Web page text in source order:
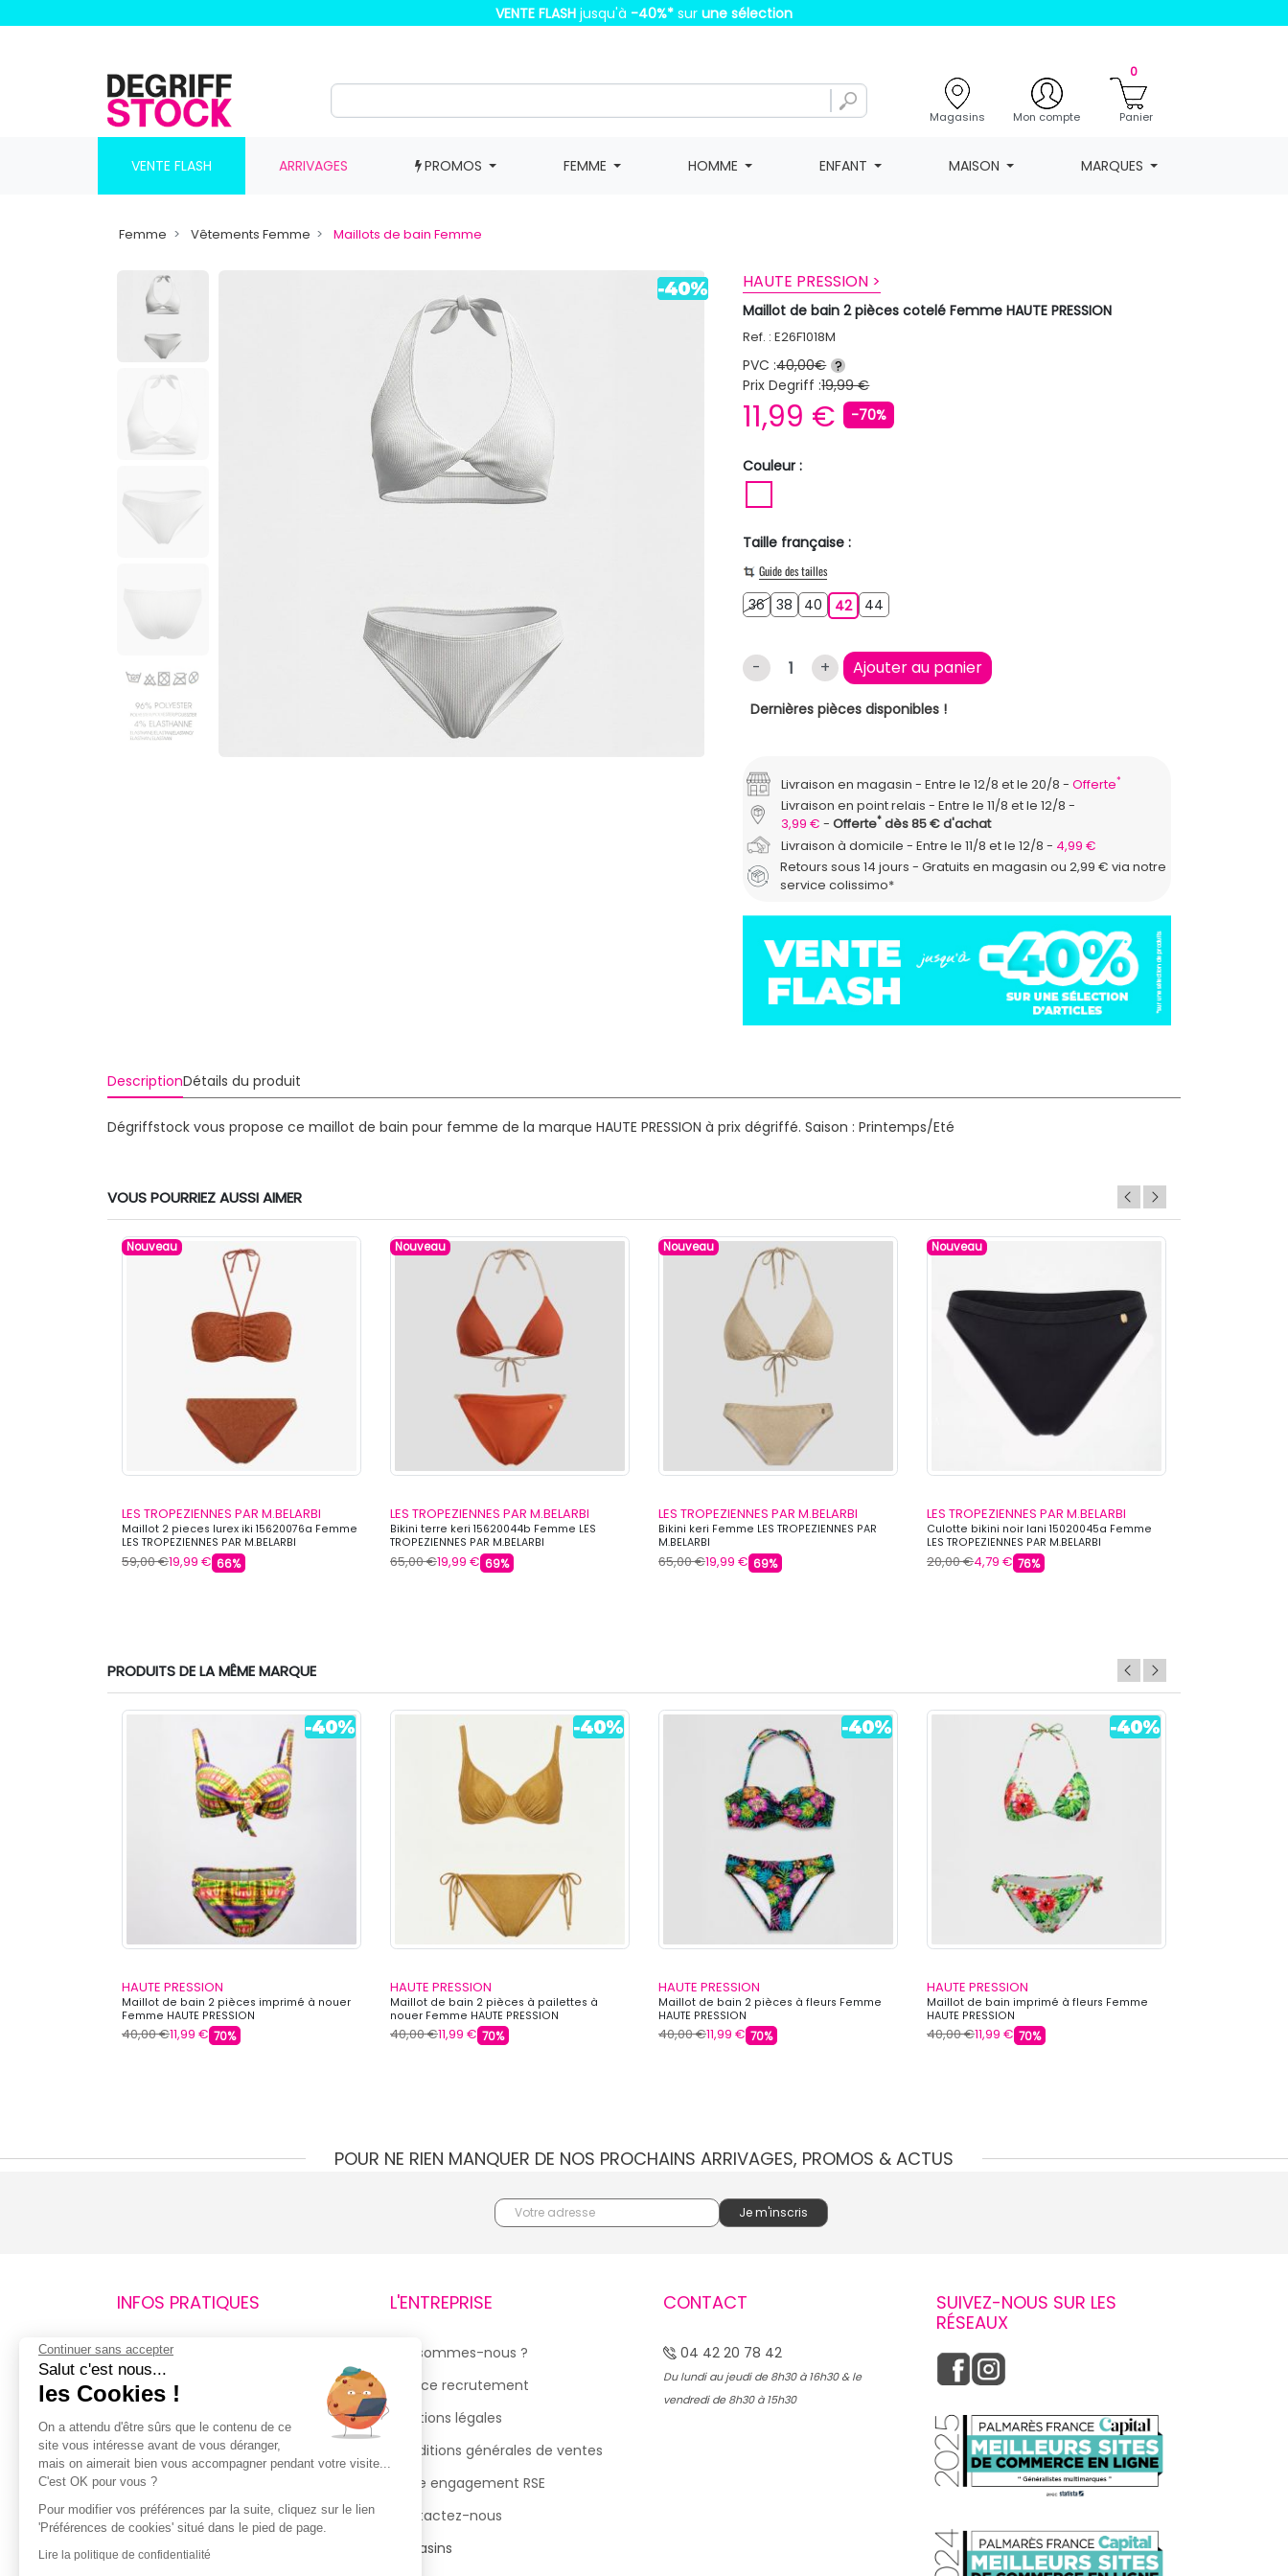
VENTE FLASH jusqu'à -40%* sur une sélection
Magasins Mon compte
0
Panier
VENTE FLASH ARRIVAGES PROMOS FEMME HOMME ENFANT MAISON MARQUES
Femme Vêtements Femme Maillots de bain Femme
HAUTE PRESSION >
Maillot de bain 2 pièces cotelé Femme HAUTE PRESSION
Ref. : E26F1018M
PVC :40,00€ ?
Prix Degriff :19,99 €
11,99 € -70%
Couleur :
Taille française :
Guide des tailles
363638 3840 40424244
- + Ajouter au panier
Dernières pièces disponibles !
Livraison en magasin Entre le 12/8 et le 20/8 Offerte*
Livraison en point relais
Entre le 11/8 et le 12/8
3,99 €
Offerte*dès 85 € d'achat
Livraison à domicile
Entre le 11/8 et le 12/8
4,99 €
Retours sous 14 jours - Gratuits en magasin ou 2,99 € via notre
service colissimo*
DescriptionDétails du produit
Dégriffstock vous propose ce maillot de bain pour femme de la marque HAUTE PRESSION à prix dégriffé. Saison : Printemps/Eté
VOUS POURRIEZ AUSSI AIMER
Nouveau
LES TROPEZIENNES PAR M.BELARBI
Maillot 2 pieces lurex iki 15620076a Femme
LES TROPEZIENNES PAR M.BELARBI
59,00 €19,99 € 66%
Nouveau
LES TROPEZIENNES PAR M.BELARBI
Bikini terre keri 15620044b Femme LES
TROPEZIENNES PAR M.BELARBI
65,00 €19,99 € 69%
Nouveau
LES TROPEZIENNES PAR M.BELARBI
Bikini keri Femme LES TROPEZIENNES PAR
M.BELARBI
65,00 €19,99 € 69%
Nouveau
LES TROPEZIENNES PAR M.BELARBI
Culotte bikini noir lani 15020045a Femme
LES TROPEZIENNES PAR M.BELARBI
20,00 €4,79 € 76%
PRODUITS DE LA MÊME MARQUE
HAUTE PRESSION
Maillot de bain 2 pièces imprimé à nouer
Femme HAUTE PRESSION
40,00 €11,99 € 70%
HAUTE PRESSION
Maillot de bain 2 pièces à pailettes à
nouer Femme HAUTE PRESSION
40,00 €11,99 € 70%
HAUTE PRESSION
Maillot de bain 2 pièces à fleurs Femme
HAUTE PRESSION
40,00 €11,99 € 70%
HAUTE PRESSION
Maillot de bain imprimé à fleurs Femme
HAUTE PRESSION
40,00 €11,99 € 70%
POUR NE RIEN MANQUER DE NOS PROCHAINS ARRIVAGES, PROMOS & ACTUS
INFOS PRATIQUES
Retours et remboursements
Suivi de commande
Livraisons
Guide des tailles
Politique de confidentialité
Conditions générales d’utilisation
de la Carte de Fidélité
L'ENTREPRISE
Qui sommes-nous ?
Espace recrutement
Mentions légales
Conditions générales de ventes
Notre engagement RSE
Contactez-nous
Magasins
CONTACT
04 42 20 78 42
Du lundi au jeudi de 8h30 à 16h30 & le
vendredi de 8h30 à 15h30
SUIVEZ-NOUS SUR LES
RÉSEAUX
Continuer sans accepter
Salut c'est nous...
les Cookies !
On a attendu d'être sûrs que le contenu de ce
site vous intéresse avant de vous déranger,
mais on aimerait bien vous accompagner pendant votre visite...
C'est OK pour vous ?
Pour modifier vos préférences par la suite, cliquez sur le lien
'Préférences de cookies' situé dans le pied de page.
Lire la politique de confidentialité